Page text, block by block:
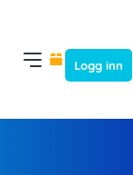
Logg inn